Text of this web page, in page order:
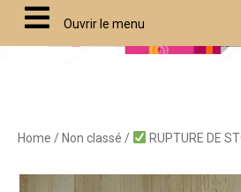
Ouvrir le menu
Home / Non classé / RUPTURE DE